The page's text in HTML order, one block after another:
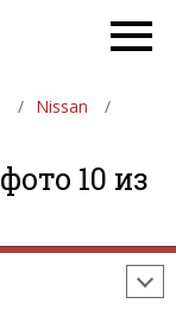
Nissan
10 из
ДЕВУШКИ